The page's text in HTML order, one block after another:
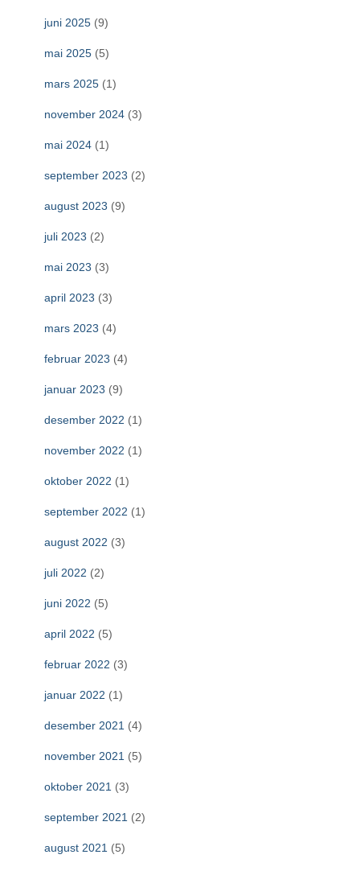
juni 2025 (9)
mai 2025 (5)
mars 2025 (1)
november 2024 (3)
mai 2024 (1)
september 2023 (2)
august 2023 (9)
juli 2023 (2)
mai 2023 (3)
april 2023 (3)
mars 2023 (4)
februar 2023 (4)
januar 2023 (9)
desember 2022 (1)
november 2022 (1)
oktober 2022 (1)
september 2022 (1)
august 2022 (3)
juli 2022 (2)
juni 2022 (5)
april 2022 (5)
februar 2022 (3)
januar 2022 (1)
desember 2021 (4)
november 2021 (5)
oktober 2021 (3)
september 2021 (2)
august 2021 (5)